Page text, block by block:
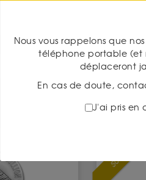
SUPERBE
Nous vous rappelons que
téléphone portable (et
déplaceront
En cas de doute,
J'ai pris en